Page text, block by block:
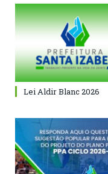
Lei Aldir Blanc 2026